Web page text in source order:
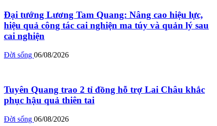
Đại tướng Lương Tam Quang: Nâng cao hiệu lực,
hiệu quả công tác cai nghiện ma túy và quản lý sau
cai nghiện
Đời sống 06/08/2026
Tuyên Quang trao 2 tỉ đồng hỗ trợ Lai Châu khắc
phục hậu quả thiên tai
Đời sống 06/08/2026